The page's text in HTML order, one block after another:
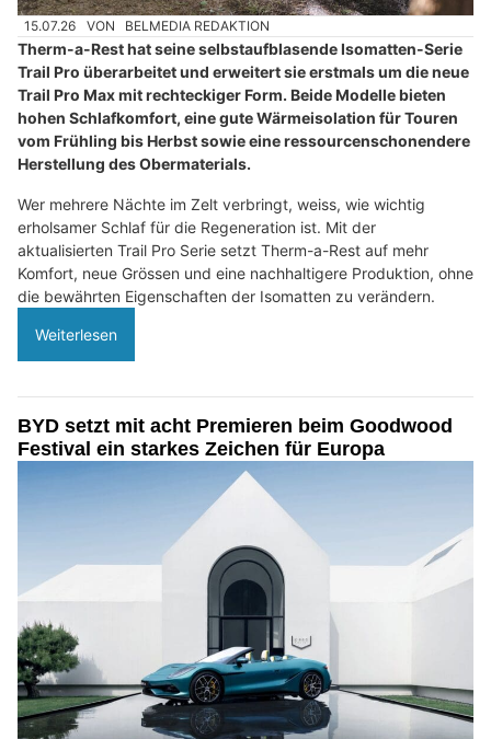
15.07.26 VON BELMEDIA REDAKTION
Therm-a-Rest hat seine selbstaufblasende Isomatten-Serie
Trail Pro überarbeitet und erweitert sie erstmals um die neue
Trail Pro Max mit rechteckiger Form. Beide Modelle bieten
hohen Schlafkomfort, eine gute Wärmeisolation für Touren
vom Frühling bis Herbst sowie eine ressourcenschonendere
Herstellung des Obermaterials.
Wer mehrere Nächte im Zelt verbringt, weiss, wie wichtig
erholsamer Schlaf für die Regeneration ist. Mit der
aktualisierten Trail Pro Serie setzt Therm-a-Rest auf mehr
Komfort, neue Grössen und eine nachhaltigere Produktion, ohne
die bewährten Eigenschaften der Isomatten zu verändern.
Weiterlesen
BYD setzt mit acht Premieren beim Goodwood
Festival ein starkes Zeichen für Europa